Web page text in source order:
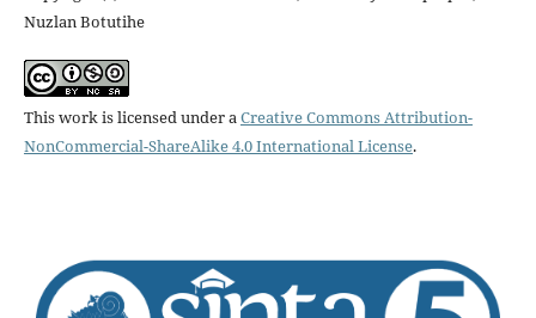
Nuzlan Botutihe
This work is licensed under aCreative Commons Attribution-
NonCommercial-ShareAlike 4.0 International License.